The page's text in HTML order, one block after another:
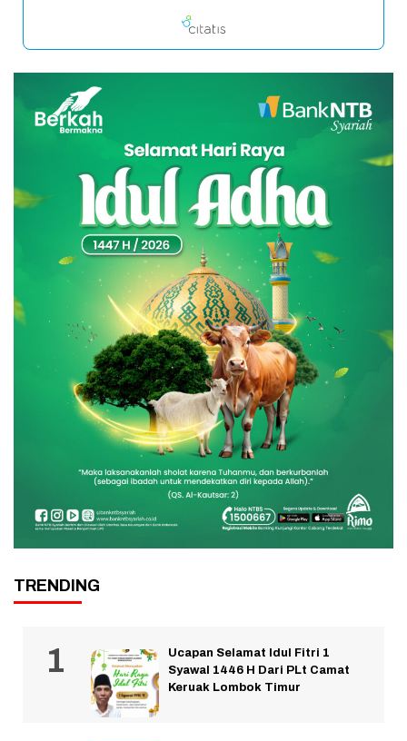
TRENDING
Ucapan Selamat Idul Fitri 1
Syawal 1446 H Dari PLt Camat
Keruak Lombok Timur